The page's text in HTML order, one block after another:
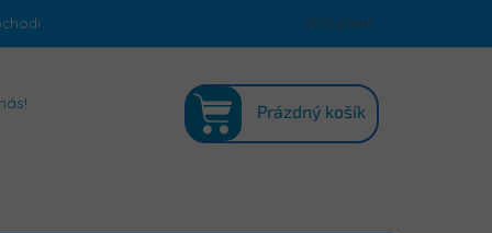
Podmínky ochrany osobních údajů Mapa serveru
Přihlášení
KOŠÍK
Prázdný košík